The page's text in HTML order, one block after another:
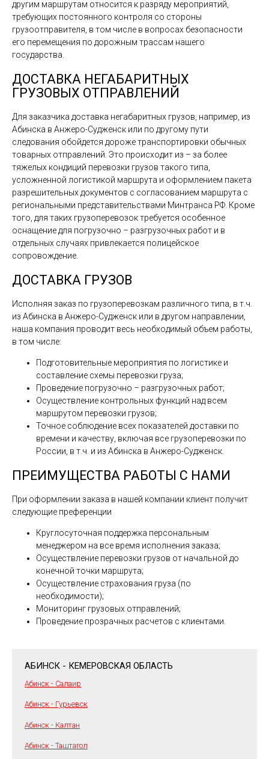
другим маршрутам относится к разряду мероприятий,
требующих постоянного контроля со стороны
грузоотправителя, в том числе в вопросах безопасности
его перемещения по дорожным трассам нашего
государства.
ДОСТАВКА НЕГАБАРИТНЫХ
ГРУЗОВЫХ ОТПРАВЛЕНИЙ
Для заказчика доставка негабаритных грузов, например, из
Абинска в Анжеро-Судженск или по другому пути
следования обойдется дороже транспортировки обычных
товарных отправлений. Это происходит из – за более
тяжелых кондиций перевозки грузов такого типа,
усложненной логистикой маршрута и оформлением пакета
разрешительных документов с согласованием маршрута с
региональными представительствами Минтранса РФ. Кроме
того, для таких грузоперевозок требуется особенное
оснащение для погрузочно – разгрузочных работ и в
отдельных случаях привлекается полицейское
сопровождение.
ДОСТАВКА ГРУЗОВ
Исполняя заказ по грузоперевозкам различного типа, в т.ч.
из Абинска в Анжеро-Судженск или в другом направлении,
наша компания проводит весь необходимый объем работы,
в том числе:
Подготовительные мероприятия по логистике и
составление схемы перевозки груза;
Проведение погрузочно – разгрузочных работ;
Осуществление контрольных функций над всем
маршрутом перевозки грузов;
Точное соблюдение всех показателей доставки по
времени и качеству, включая все грузоперевозки по
России, в т.ч. и из Абинска в Анжеро-Судженск.
ПРЕИМУЩЕСТВА РАБОТЫ С НАМИ
При оформлении заказа в нашей компании клиент получит
следующие преференции
Круглосуточная поддержка персональным
менеджером на все время исполнения заказа;
Осуществление перевозки грузов от начальной до
конечной точки маршрута;
Осуществление страхования груза (по
необходимости);
Мониторинг грузовых отправлений;
Проведение прозрачных расчетов с клиентами.
АБИНСК - КЕМЕРОВСКАЯ ОБЛАСТЬ
Абинск - Салаир
Абинск - Гурьевск
Абинск - Калтан
Абинск - Таштагол